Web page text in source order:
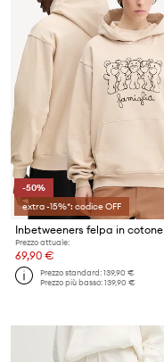
-50%
extra -15%*: codice OFF
Inbetweeners felpa in cotone
Prezzo attuale:
69,90 €
Prezzo standard:139,90 €
Prezzo più basso:139,90 €